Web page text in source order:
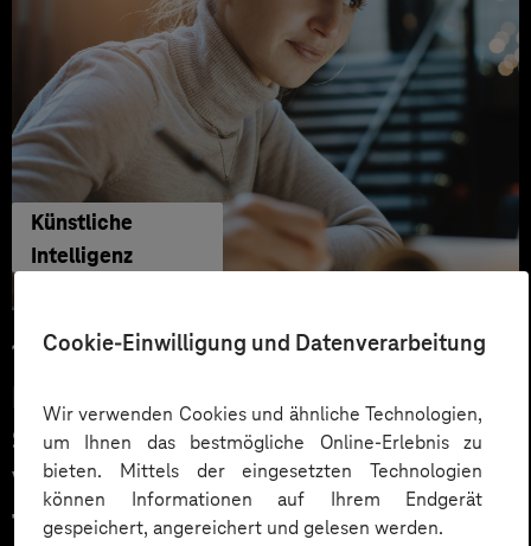
Cookie-Einwilligung und Datenverarbeitung
Wir verwenden Cookies und ähnliche Technologien,
um Ihnen das bestmögliche Online-Erlebnis zu
bieten. Mittels der eingesetzten Technologien
können Informationen auf Ihrem Endgerät
gespeichert, angereichert und gelesen werden.
Künstliche
Intelligenz
12.03.2026
KI-Wandel erfolgreich meistern –
So stärken Sie die
Veränderungskompetenz Ihrer
Teams